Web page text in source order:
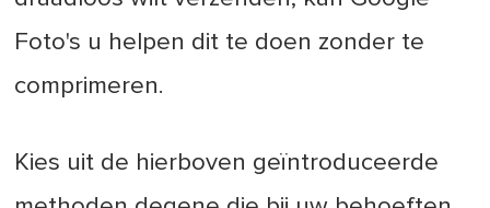
Foto's u helpen dit te doen zonder te
comprimeren.
Kies uit de hierboven geïntroduceerde